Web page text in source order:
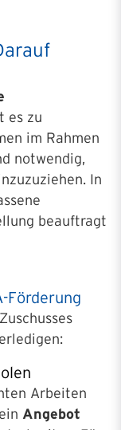
es zu
im Rahmen
notwendig,
In
beauftragt
Förderung
erledigen:
Arbeiten
Angebot